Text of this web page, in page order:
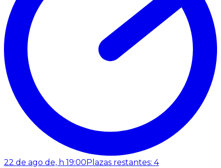
22 de ago de, h 19:00Plazas restantes: 4